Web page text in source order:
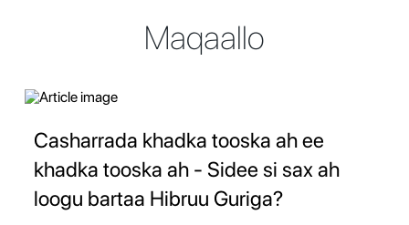
Maqaallo
Casharrada khadka tooska ah ee
khadka tooska ah - Sidee si sax ah
loogu bartaa Hibruu Guriga?